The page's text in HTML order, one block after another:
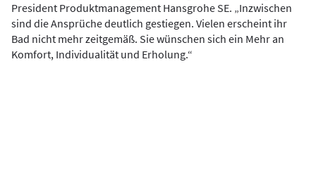
President Produktmanagement Hansgrohe SE. „Inzwischen
sind die Ansprüche deutlich gestiegen. Vielen erscheint ihr
Bad nicht mehr zeitgemäß. Sie wünschen sich ein Mehr an
Komfort, Individualität und Erholung.“